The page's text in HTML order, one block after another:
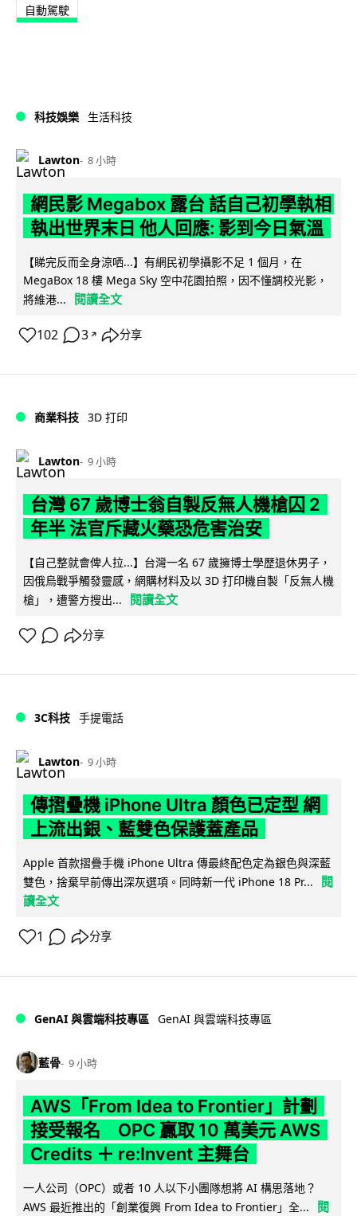
自動駕駛
科技娛樂 生活科技
Lawton 8 小時
網民影 Megabox 露台 話自己初學執相
執出世界末日 他人回應: 影到今日氣溫
【睇完反而全身涼哂...】有網民初學攝影不足 1 個月，在
MegaBox 18 樓 Mega Sky 空中花園拍照，因不懂調校光影，
將維港...
閱讀全文
102 3 ↗ 分享
商業科技 3D 打印
Lawton 9 小時
台灣 67 歲博士翁自製反無人機槍囚 2
年半 法官斥藏火藥恐危害治安
【自己整就會俾人拉...】台灣一名 67 歲擁博士學歷退休男子，
因俄烏戰爭觸發靈感，網購材料及以 3D 打印機自製「反無人機
槍」，遭警方搜出...
閱讀全文
分享
3C科技 手提電話
Lawton 9 小時
傳摺疊機 iPhone Ultra 顏色已定型 網
上流出銀、藍雙色保護蓋產品
Apple 首款摺疊手機 iPhone Ultra 傳最終配色定為銀色與深藍
雙色，捨棄早前傳出深灰選項。同時新一代 iPhone 18 Pr...
閱
讀全文
1 分享
GenAI 與雲端科技專區 GenAI 與雲端科技專區
藍骨 9 小時
AWS「From Idea to Frontier」計劃
接受報名 OPC 贏取 10 萬美元 AWS
Credits ＋ re:Invent 主舞台
一人公司（OPC）或者 10 人以下小團隊想將 AI 構思落地？
AWS 最近推出的「創業復興 From Idea to Frontier」全...
閱